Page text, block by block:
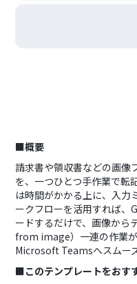
■概要
請求書や領収書などの画像
を、一つひとつ手作業で転
は時間がかかる上に、入力
ークフローを活用すれば
ードするだけで、画像か
from image）一連の作業
Microsoft Teamsへスムー
■このテンプレートをおす